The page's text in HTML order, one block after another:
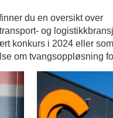
du en oversikt over
og
konkurs i 2024 eller
om tvangsoppløsning